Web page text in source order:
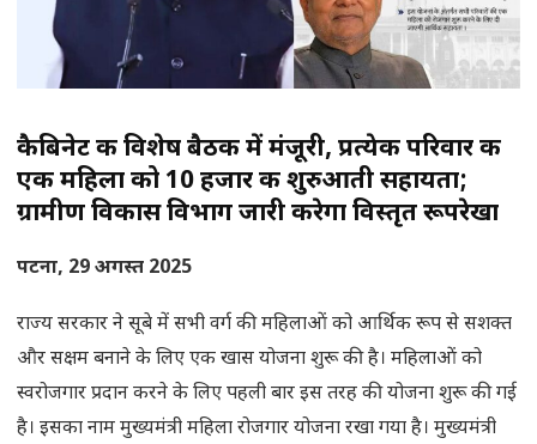
कैबिनेट की विशेष बैठक में मंजूरी, प्रत्येक परिवार की
एक महिला को 10 हजार की शुरुआती सहायता;
ग्रामीण विकास विभाग जारी करेगा विस्तृत रूपरेखा
पटना, 29 अगस्त 2025
राज्य सरकार ने सूबे में सभी वर्ग की महिलाओं को आर्थिक रूप से सशक्त
और सक्षम बनाने के लिए एक खास योजना शुरू की है। महिलाओं को
स्वरोजगार प्रदान करने के लिए पहली बार इस तरह की योजना शुरू की गई
है। इसका नाम मुख्यमंत्री महिला रोजगार योजना रखा गया है। मुख्यमंत्री